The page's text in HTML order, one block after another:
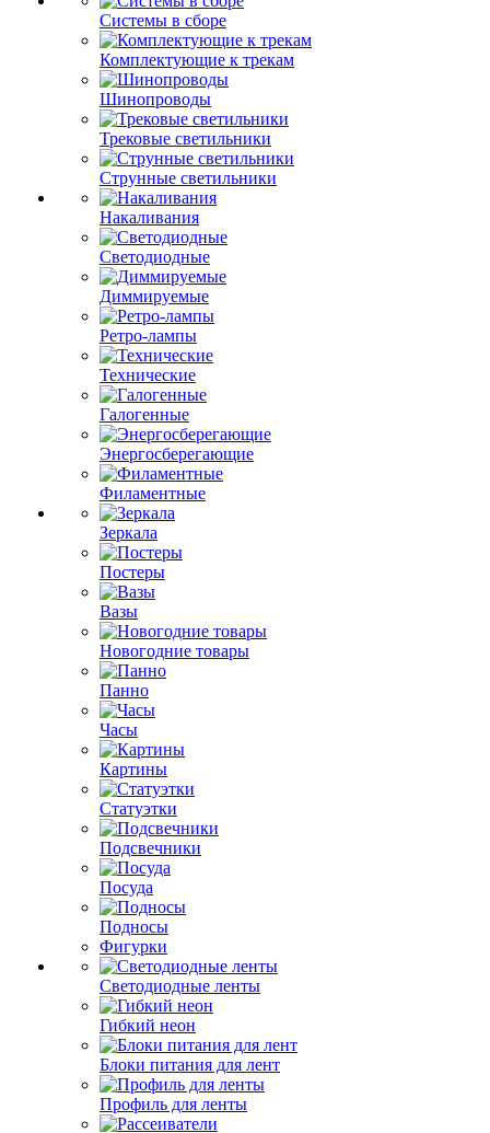
Системы в сборе
Комплектующие к трекам
Шинопроводы
Трековые светильники
Струнные светильники
Накаливания
Светодиодные
Диммируемые
Ретро-лампы
Технические
Галогенные
Энергосберегающие
Филаментные
Зеркала
Постеры
Вазы
Новогодние товары
Панно
Часы
Картины
Статуэтки
Подсвечники
Посуда
Подносы
Фигурки
Светодиодные ленты
Гибкий неон
Блоки питания для лент
Профиль для ленты